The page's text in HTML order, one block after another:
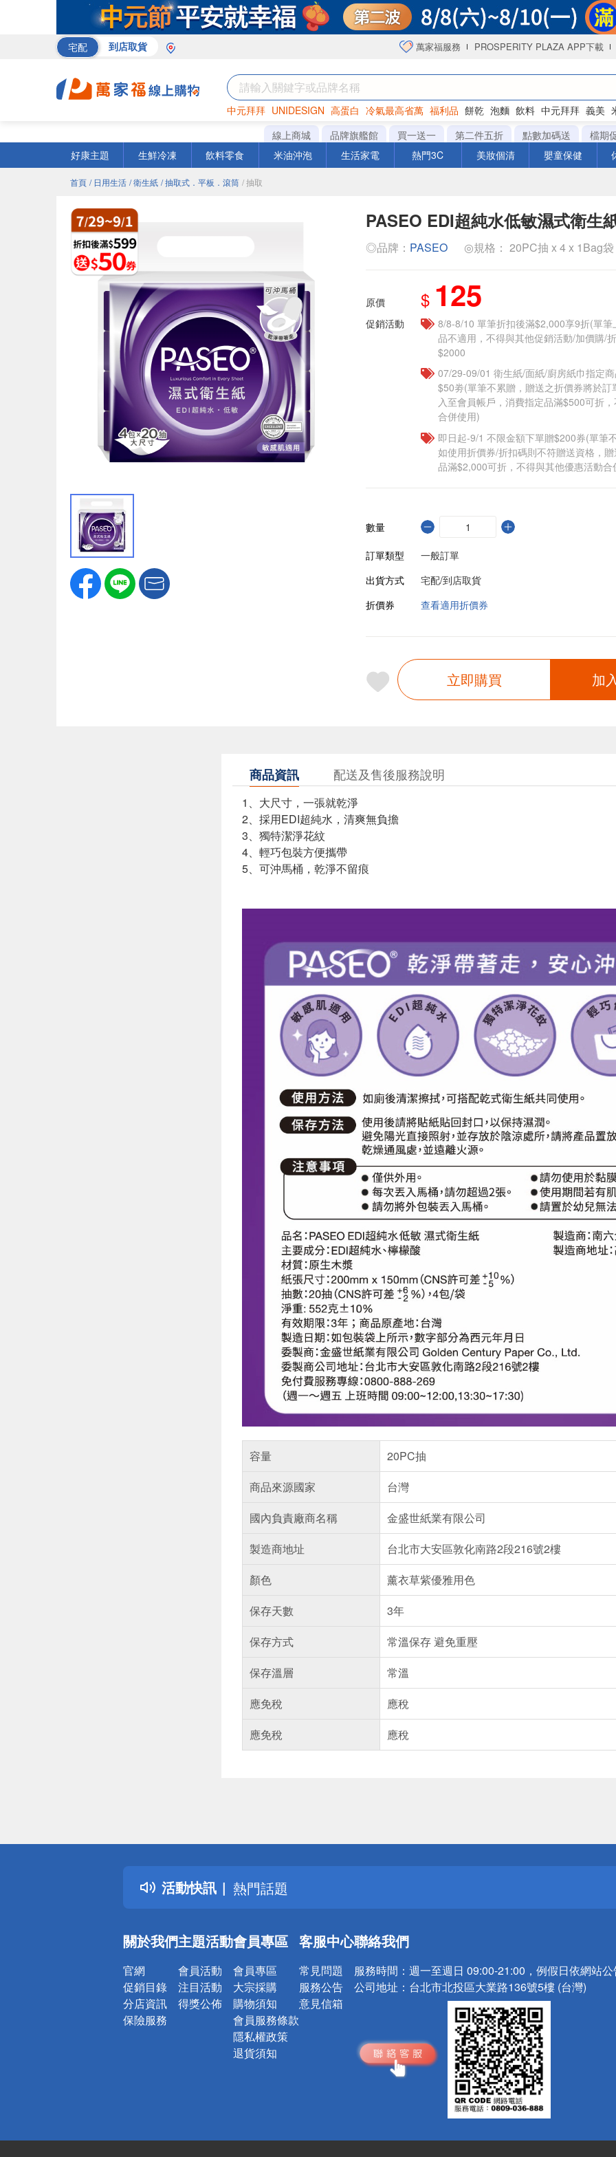
宅配 到店取貨 萬家福服務 PROSPERITY PLAZA APP下載
中元拜拜 UNIDESIGN 高蛋白 冷氣最高省萬 福利品 餅乾 泡麵 飲料 中元拜拜 義美
罐頭 海苔 洋芋片
線上商城 品牌旗艦館 買一送一 第二件五折 點數加碼送
檔期
好康主題
生鮮冷凍 飲料零食 米油沖泡 生活家電 熱門3C 美妝個清 嬰童保健
首頁 / 日用生活 / 衛生紙 / 抽取式．平板．滾筒 / 抽取
PASEO EDI超純水低敏濕式衛生
◎品牌： PASEO ◎規格： 20PC抽 x 4 x 1Bag袋
原價 $ 125
促銷活動
8/8-8/10 單筆折扣後滿$2,000享9折(單
品不適用，不得與其他促銷活動/加價購/
$2000
07/29-09/01 衛生紙/面紙/廚房紙巾指定
$50劵(單筆不累贈，贈送之折價券將於訂
入至會員帳戶，消費指定品滿$500可折
合併使用)
即日起-9/1 不限金額下單贈$200券(單筆
如使用折價券/折扣碼則不符贈送資格，
品滿$2,000可折，不得與其他優惠活動合
數量
訂單類型
一般訂單
出貨方式
宅配/到店取貨
折價券
查看適用折價券
立即購買 加
商品資訊 配送及售後服務說明
1、大尺寸，一張就乾淨
2、採用EDI超純水，清爽無負擔
3、獨特潔淨花紋
4、輕巧包裝方便攜帶
5、可沖馬桶，乾淨不留痕
容量
20PC抽
商品來源國家
台灣
國內負責廠商名稱
金盛世紙業有限公司
製造商地址
台北市大安區敦化南路2段216號2樓
顏色
薰衣草紫優雅用色
保存天數
3年
保存方式
常溫保存 避免重壓
保存溫層
常溫
應免稅
應稅
應免稅
應稅
活動快訊
詐騙網頁！請小心！
得獎公告
熱門話題
銀行優惠
詐騙網頁！請小心！
關於我們
官網
促銷目錄
分店資訊
保險服務
主題活動
會員活動
注目活動
得獎公佈
會員專區
會員專區
大宗採購
購物須知
會員服務條款
隱私權政策
退貨須知
客服中心
常見問題
服務公告
意見信箱
聯絡我們
服務時間： 週一至週日 09:00-21:00，例假日依網站
公司地址： 台北市北投區大業路136號5樓 (台灣)